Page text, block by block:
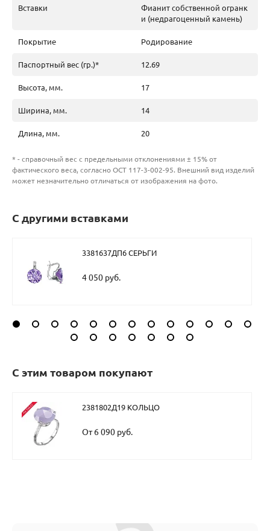
Вставки
Фианит собственной огранк
и (недрагоценный камень)
Покрытие Родирование
Паспортный вес (гр.)* 12.69
Высота, мм. 17
Ширина, мм. 14
Длина, мм. 20
* - справочный вес с предельными отклонениями ± 15% от
фактического веса, согласно ОСТ 117-3-002-95. Внешний вид изделий
может незначительно отличаться от изображения на фото.
С другими вставками
3381637ДП6 СЕРЬГИ
4 050 руб.
С этим товаром покупают
2381802Д19 КОЛЬЦО
От 6 090 руб.